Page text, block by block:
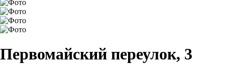
Первомайский переулок, 3